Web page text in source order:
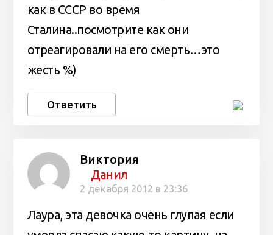
как в СССР во время
Сталина..посмотрите как они
отреагировали на его смерть…это
жесть %)
Ответить
Виктория
Данил
2 декабря 2012 в 23:36
Лаура, эта девочка очень глупая если